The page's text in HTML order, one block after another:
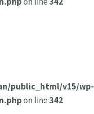
public_html/v15/wp-
on line342